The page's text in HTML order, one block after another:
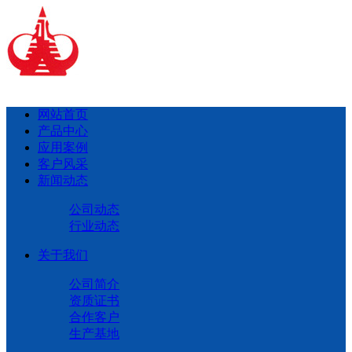
网站首页
产品中心
应用案例
客户风采
新闻动态
公司动态
行业动态
关于我们
公司简介
资质证书
合作客户
生产基地